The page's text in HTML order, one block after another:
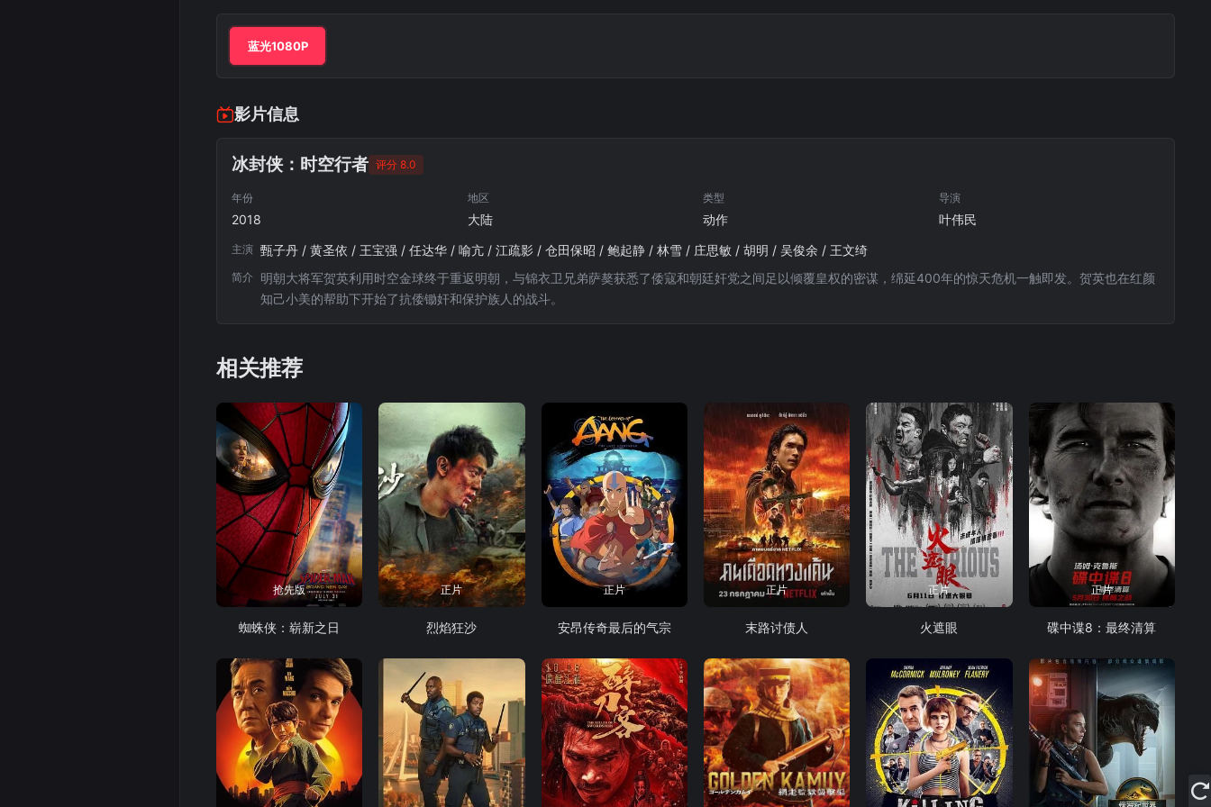
蓝光1080P
影片信息
冰封侠：时空行者 评分 8.0
年份
2018
地区
大陆
类型
动作
导演
叶伟民
主演 甄子丹 / 黄圣依 / 王宝强 / 任达华 / 喻亢 / 江疏影 / 仓田保昭 / 鲍起静 / 林雪 / 庄思敏 / 胡明 / 吴俊余 / 王文绮
简介
明朝大将军贺英利用时空金球终于重返明朝，与锦衣卫兄弟萨獒获悉了倭寇和朝廷奸党之间足以倾覆皇权的密谋，绵延400年的惊天危机一触即发。贺英也在红颜
知己小美的帮助下开始了抗倭锄奸和保护族人的战斗。
相关推荐
抢先版
蜘蛛侠：崭新之日
正片
烈焰狂沙
正片
安昂传奇最后的气宗
正片
末路讨债人
正片
火遮眼
正片
碟中谍8：最终清算